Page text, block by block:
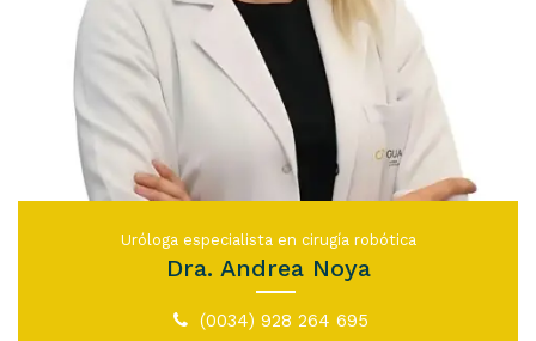
Uróloga especialista en cirugía robótica
Dra. Andrea Noya
(0034) 928 264 695